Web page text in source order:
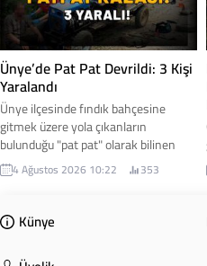
Ünye’de Pat Pat Devrildi: 3 Kişi
Yaralandı
Ünye ilçesinde fındık bahçesine
gitmek üzere yola çıkanların
bulunduğu "pat pat" olarak bilinen
tarım aracının devrilmesi sonucu
meydana gelen kazada 3 kişi
4 Ağustos 2026 10:22 353
Künye